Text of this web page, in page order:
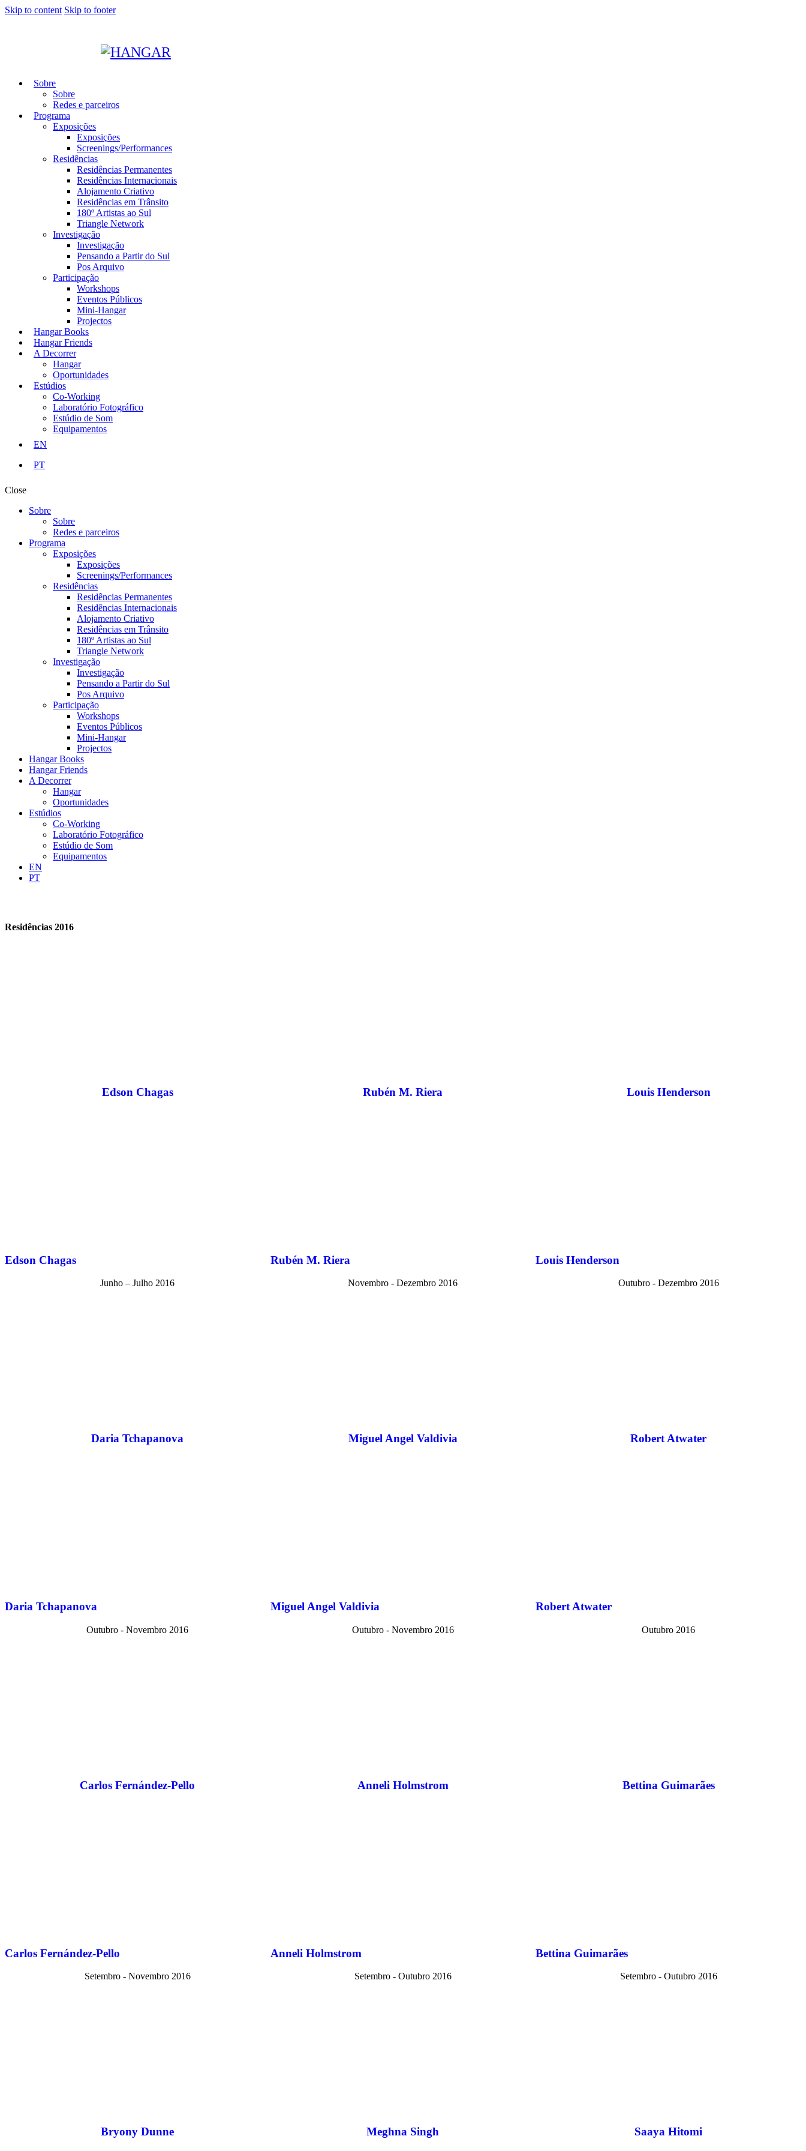
Skip to content Skip to footer
Sobre
Sobre
Redes e parceiros
Programa
Exposições
Exposições
Screenings/Performances
Residências
Residências Permanentes
Residências Internacionais
Alojamento Criativo
Residências em Trânsito
180º Artistas ao Sul
Triangle Network
Investigação
Investigação
Pensando a Partir do Sul
Pos Arquivo
Participação
Workshops
Eventos Públicos
Mini-Hangar
Projectos
Hangar Books
Hangar Friends
A Decorrer
Hangar
Oportunidades
Estúdios
Co-Working
Laboratório Fotográfico
Estúdio de Som
Equipamentos
EN
PT
Close
Sobre
Sobre
Redes e parceiros
Programa
Exposições
Exposições
Screenings/Performances
Residências
Residências Permanentes
Residências Internacionais
Alojamento Criativo
Residências em Trânsito
180º Artistas ao Sul
Triangle Network
Investigação
Investigação
Pensando a Partir do Sul
Pos Arquivo
Participação
Workshops
Eventos Públicos
Mini-Hangar
Projectos
Hangar Books
Hangar Friends
A Decorrer
Hangar
Oportunidades
Estúdios
Co-Working
Laboratório Fotográfico
Estúdio de Som
Equipamentos
EN
PT
Residências 2016
Edson Chagas
Edson Chagas
Junho – Julho 2016
Rubén M. Riera
Rubén M. Riera
Novembro - Dezembro 2016
Louis Henderson
Louis Henderson
Outubro - Dezembro 2016
Daria Tchapanova
Daria Tchapanova
Outubro - Novembro 2016
Miguel Angel Valdivia
Miguel Angel Valdivia
Outubro - Novembro 2016
Robert Atwater
Robert Atwater
Outubro 2016
Carlos Fernández-Pello
Carlos Fernández-Pello
Setembro - Novembro 2016
Anneli Holmstrom
Anneli Holmstrom
Setembro - Outubro 2016
Bettina Guimarães
Bettina Guimarães
Setembro - Outubro 2016
Bryony Dunne Meghna Singh Saaya Hitomi